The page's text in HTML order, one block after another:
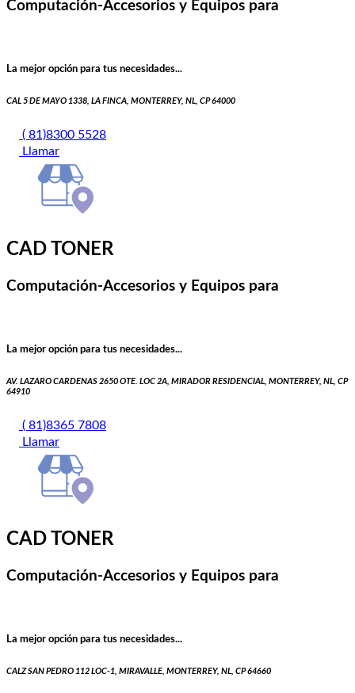
Computación-Accesorios y Equipos para
La mejor opción para tus necesidades...
CAL 5 DE MAYO 1338, LA FINCA, MONTERREY, NL, CP 64000
( 81)8300 5528
Llamar
CAD TONER
Computación-Accesorios y Equipos para
La mejor opción para tus necesidades...
AV. LAZARO CARDENAS 2650 OTE. LOC 2A, MIRADOR RESIDENCIAL, MONTERREY, NL, CP
64910
( 81)8365 7808
Llamar
CAD TONER
Computación-Accesorios y Equipos para
La mejor opción para tus necesidades...
CALZ SAN PEDRO 112 LOC-1, MIRAVALLE, MONTERREY, NL, CP 64660